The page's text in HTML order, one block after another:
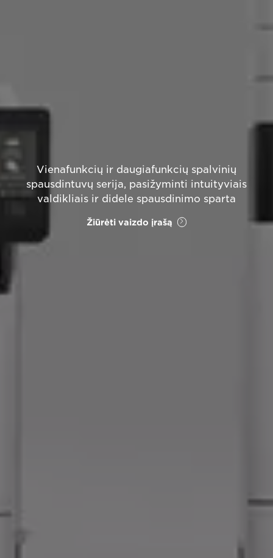
Vienafunkcių ir daugiafunkcių spalvinių
spausdintuvų serija, pasižyminti intuityviais
valdikliais ir didele spausdinimo sparta
Žiūrėti vaizdo įrašą